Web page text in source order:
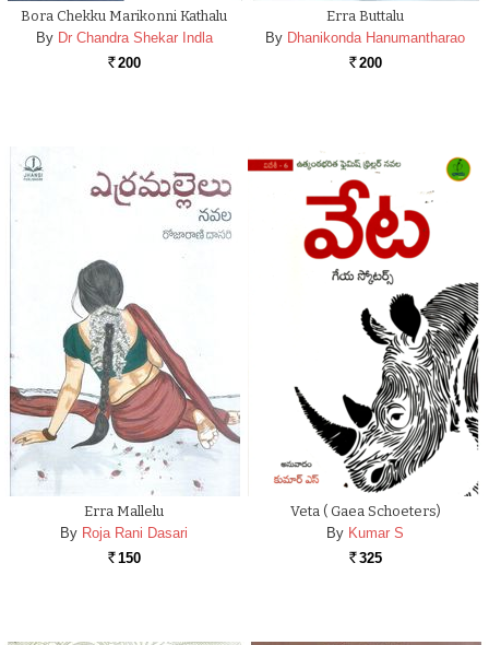
Bora Chekku Marikonni Kathalu
By Dr Chandra Shekar Indla
Rs. 200
Erra Buttalu
By Dhanikonda Hanumantharao
Rs. 200
Erra Mallelu
By Roja Rani Dasari
Rs. 150
Veta ( Gaea Schoeters)
By Kumar S
Rs. 325